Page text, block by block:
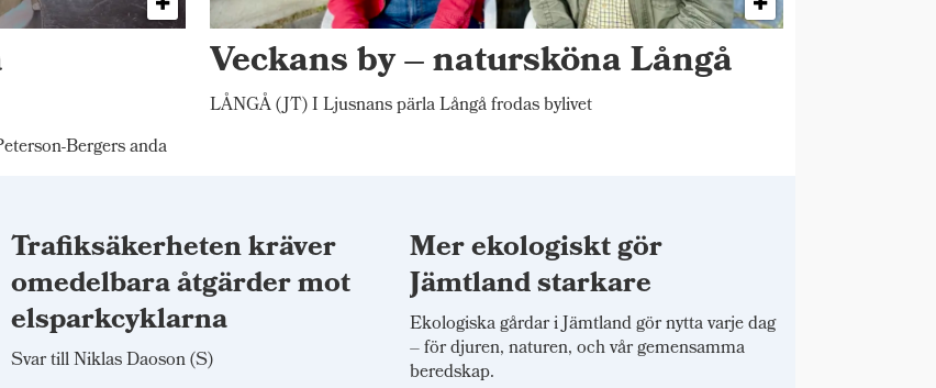
Bergers anda
Veckans by – natursköna Långå
LÅNGÅ (JT) I Ljusnans pärla Långå frodas bylivet
Trafiksäkerheten kräver
omedelbara åtgärder mot
elsparkcyklarna
Svar till Niklas Daoson (S)
Mer ekologiskt gör
Jämtland starkare
Ekologiska gårdar i Jämtland gör nytta varje dag
– för djuren, naturen, och vår gemensamma
beredskap.